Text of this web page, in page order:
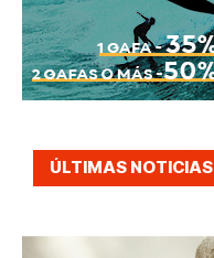
ÚLTIMAS NOTICIAS